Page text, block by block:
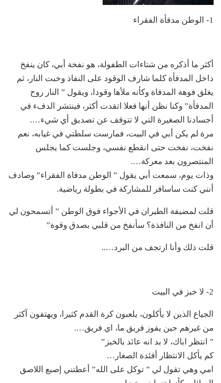
1- الوطن مدفأة الفقراء
أكثر ما أذكره من شتاءات الطفولة، هو نفخة أبي، كان ينفخ
داخل المدفأة كلما شارف الوقود على النفاذ وخبت النار، ثم
يغلق فوهة المدفاة وكأنه ملأها وقودا، ويقول ” النار روح
المدفأة” وكنا نظن أنها فعلا اتقدت أكثر، فينتشر الدفء في
أجسادنا الصغيرة التي لا تتوقف عن تصديق أي شيء….
مرة لم يكن أبي في البيت، فمارست سلطتي في غيابه، نعم
نفخت، نفخت حتى انقطع نفسي، وجلست كما يجلس
المنتصرون بعد معركة….
وذات يوم، سمعت أبي يقول ” الوطن مدفاة الفقراء” وصادف
أنني كنت ساسافر للمشاركة في بطولة رياضية.
قلت لمضيفة الطيران في الأجواء فوق الوطن ” أتسمحون لي
أن انفخ من النافذة؟ سأنفخ من قلبي بصدق وقوة”
قلت ذلك وأنا ارتجف من البرد…..
2- لا خبز في البيت
الجياع الذين لا يأكلون، يلعبون كرة القدم كثيرا، ويهتفون آكثر
من غيرهم حين يفوز فريق ما، اي فريق….
” انتظر اباك، لا بد انه عائد بالخبز”
كم يأكل الانتظار أفئدة الصغار…
امي وهي تقول لي ” توكل على الله” أعطتني إصبع اللاصق